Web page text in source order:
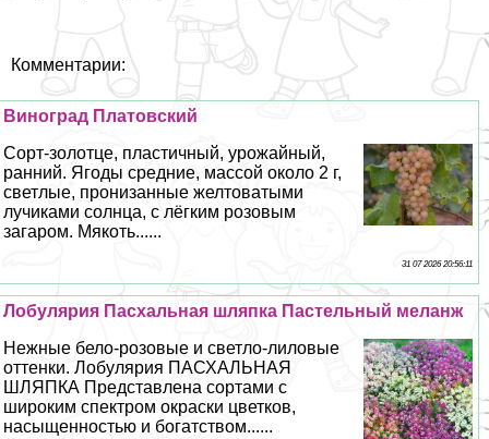
Комментарии:
Виноград Платовский
Сорт-золотце, пластичный, урожайный,
ранний. Ягоды средние, массой около 2 г,
светлые, пронизанные желтоватыми
лучиками солнца, с лёгким розовым
загаром. Мякоть......
31 07 2026 20:56:11
Лобулярия Пасхальная шляпка Пастельный меланж
Нежные бело-розовые и светло-лиловые
оттенки. Лобулярия ПАСХАЛЬНАЯ
ШЛЯПКА Представлена сортами с
широким спектром окраски цветков,
насыщенностью и богатством......